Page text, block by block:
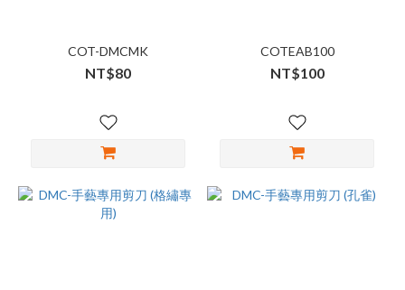
COT-DMCMK
NT$80
COTEAB100
NT$100